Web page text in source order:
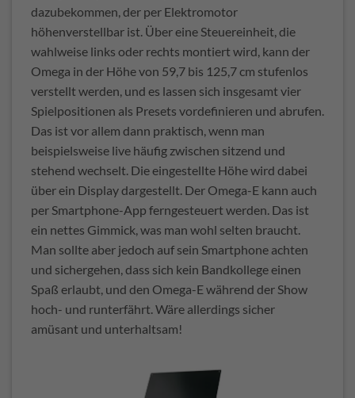
dazubekommen, der per Elektromotor
höhenverstellbar ist. Über eine Steuereinheit, die
wahlweise links oder rechts montiert wird, kann der
Omega in der Höhe von 59,7 bis 125,7 cm stufenlos
verstellt werden, und es lassen sich insgesamt vier
Spielpositionen als Presets vordefinieren und abrufen.
Das ist vor allem dann praktisch, wenn man
beispielsweise live häufig zwischen sitzend und
stehend wechselt. Die eingestellte Höhe wird dabei
über ein Display dargestellt. Der Omega-E kann auch
per Smartphone-App ferngesteuert werden. Das ist
ein nettes Gimmick, was man wohl selten braucht.
Man sollte aber jedoch auf sein Smartphone achten
und sichergehen, dass sich kein Bandkollege einen
Spaß erlaubt, und den Omega-E während der Show
hoch- und runterfährt. Wäre allerdings sicher
amüsant und unterhaltsam!